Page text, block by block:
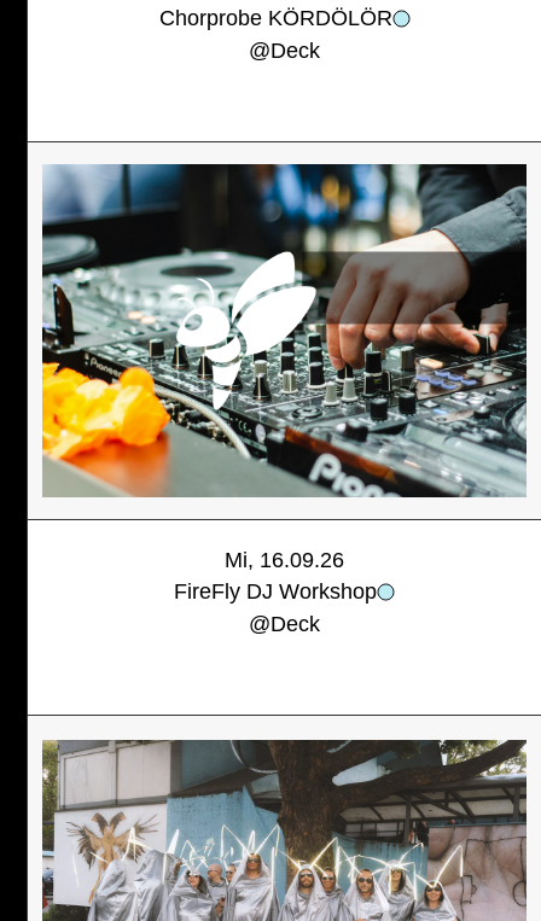
Chorprobe KÖRDÖLÖR
@Deck
Mi, 16.09.26
FireFly DJ Workshop
@Deck